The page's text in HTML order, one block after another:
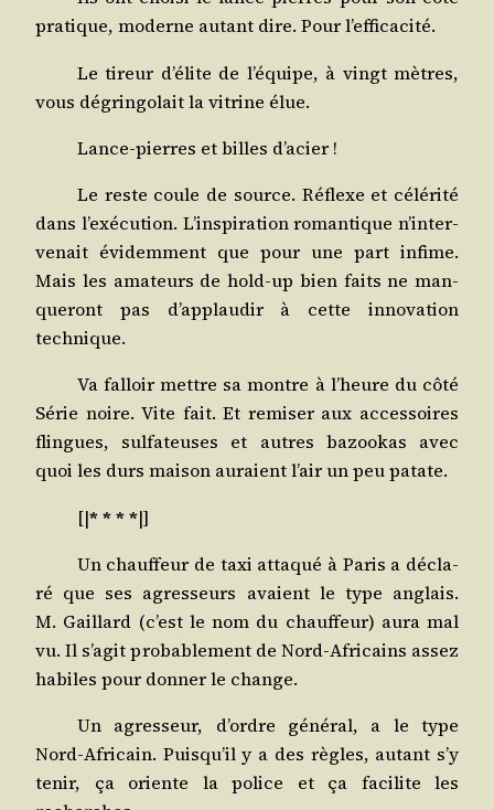
pra­tique, moderne autant dire. Pour l’efficacité.
Le tireur d’é­lite de l’é­quipe, à vingt mètres,
vous dégrin­go­lait la vitrine élue.
Lance-pierres et billes d’acier !
Le reste coule de source. Réflexe et célé­ri­té
dans l’exé­cu­tion. L’ins­pi­ra­tion roman­tique n’in­ter­
ve­nait évi­dem­ment que pour une part infime.
Mais les ama­teurs de hold-up bien faits ne man­
que­ront pas d’ap­plau­dir à cette inno­va­tion
technique.
Va fal­loir mettre sa montre à l’heure du côté
Série noire. Vite fait. Et remi­ser aux acces­soires
flingues, sul­fa­teuses et autres bazoo­kas avec
quoi les durs mai­son auraient l’air un peu patate.
[|* * * *|]
Un chauf­feur de taxi atta­qué à Paris a décla­
ré que ses agres­seurs avaient le type anglais.
M. Gaillard (c’est le nom du chauf­feur) aura mal
vu. Il s’a­git pro­ba­ble­ment de Nord-Afri­cains assez
habiles pour don­ner le change.
Un agres­seur, d’ordre géné­ral, a le type
Nord-Afri­cain. Puis­qu’il y a des règles, autant s’y
tenir, ça oriente la police et ça faci­lite les